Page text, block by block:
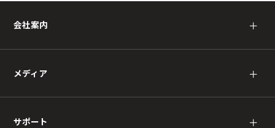
会社案内 ＋
メディア ＋
サポート ＋